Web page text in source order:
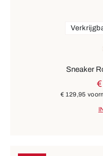
Sneaker
€ 129,95